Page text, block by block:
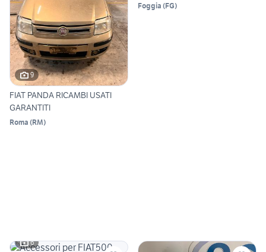
9
FIAT PANDA RICAMBI USATI
GARANTITI
Roma (RM)
Foggia (FG)
6